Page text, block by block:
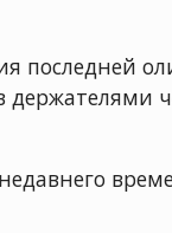
последней